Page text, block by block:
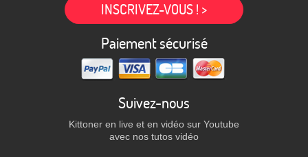
INSCRIVEZ-VOUS ! >
Paiement sécurisé
Suivez-nous
Kittoner en live et en vidéo sur Youtube
avec nos tutos vidéo